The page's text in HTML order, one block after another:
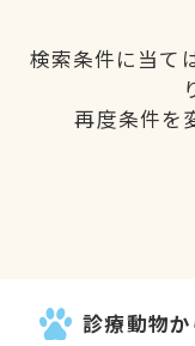
検索条件に当て
再度条件を
診療動物